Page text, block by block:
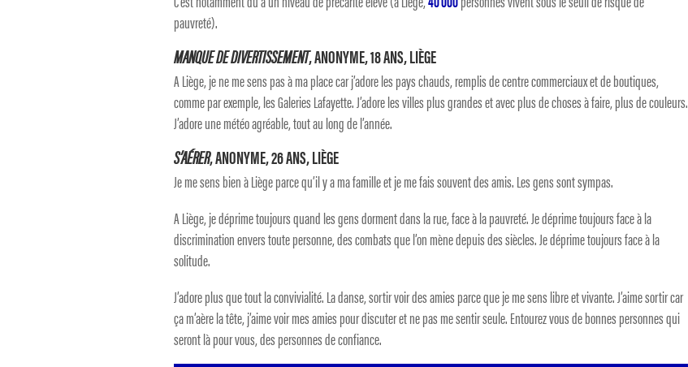
pauvreté).
MANQUE DE DIVERTISSEMENT, ANONYME, 18 ANS, LIÈGE
A Liège, je ne me sens pas à ma place car j’adore les pays chauds, remplis de centre commerciaux et de boutiques,
comme par exemple, les Galeries Lafayette. J’adore les villes plus grandes et avec plus de choses à faire, plus de couleurs.
J’adore une météo agréable, tout au long de l’année.
S’AÉRER, ANONYME, 26 ANS, LIÈGE
Je me sens bien à Liège parce qu’il y a ma famille et je me fais souvent des amis. Les gens sont sympas.
A Liège, je déprime toujours quand les gens dorment dans la rue, face à la pauvreté. Je déprime toujours face à la
discrimination envers toute personne, des combats que l’on mène depuis des siècles. Je déprime toujours face à la
solitude.
J’adore plus que tout la convivialité. La danse, sortir voir des amies parce que je me sens libre et vivante. J’aime sortir car
ça m’aère la tête, j’aime voir mes amies pour discuter et ne pas me sentir seule. Entourez vous de bonnes personnes qui
seront là pour vous, des personnes de confiance.